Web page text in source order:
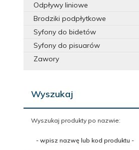
Odpływy liniowe
Brodziki podpłytkowe
Syfony do bidetów
Syfony do pisuarów
Zawory
Wyszukaj
Wyszukaj produkty po nazwie:
-
nazwę